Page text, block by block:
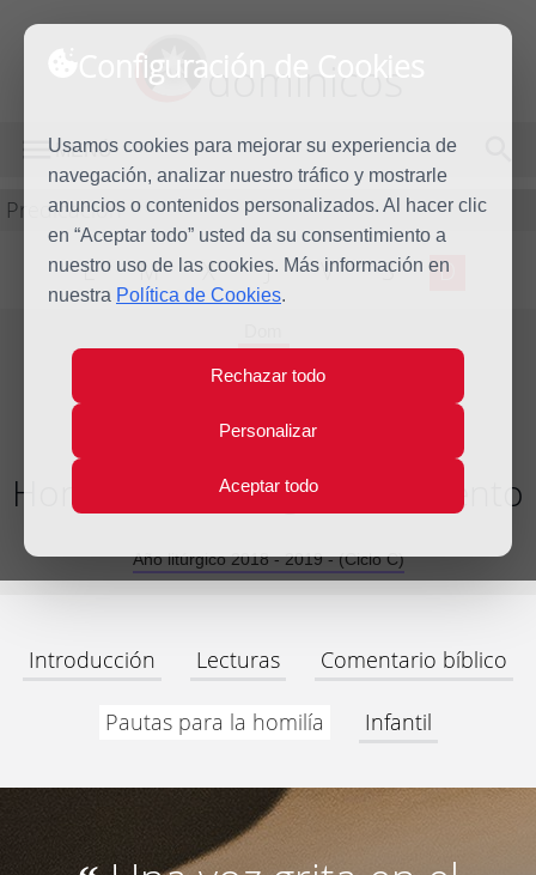
Configuración de Cookies
Usamos cookies para mejorar su experiencia de
navegación, analizar nuestro tráfico y mostrarle
anuncios o contenidos personalizados. Al hacer clic
en “Aceptar todo” usted da su consentimiento a
nuestro uso de las cookies. Más información en
nuestra Política de Cookies.
Rechazar todo
Personalizar
Aceptar todo
dominicos
MENÚ
Predicación
L M X J V S D
9
Dic
Homilía II Domingo de Adviento
Año litúrgico 2018 - 2019 - (Ciclo C)
Introducción Lecturas Comentario bíblico
Pautas para la homilía Infantil